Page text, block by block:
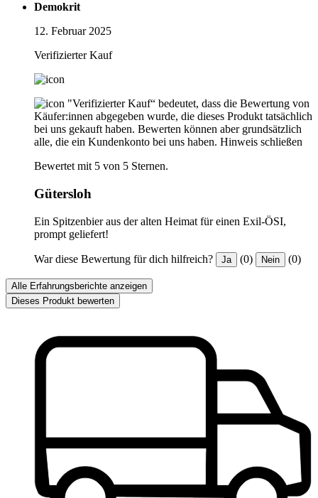
Demokrit
12. Februar 2025
Verifizierter Kauf
"Verifizierter Kauf“ bedeutet, dass die Bewertung von
Käufer:innen abgegeben wurde, die dieses Produkt tatsächlich
bei uns gekauft haben. Bewerten können aber grundsätzlich
alle, die ein Kundenkonto bei uns haben. Hinweis schließen
Bewertet mit 5 von 5 Sternen.
Gütersloh
Ein Spitzenbier aus der alten Heimat für einen Exil-ÖSI,
prompt geliefert!
War diese Bewertung für dich hilfreich? Ja (0) Nein (0)
Alle Erfahrungsberichte anzeigen
Dieses Produkt bewerten